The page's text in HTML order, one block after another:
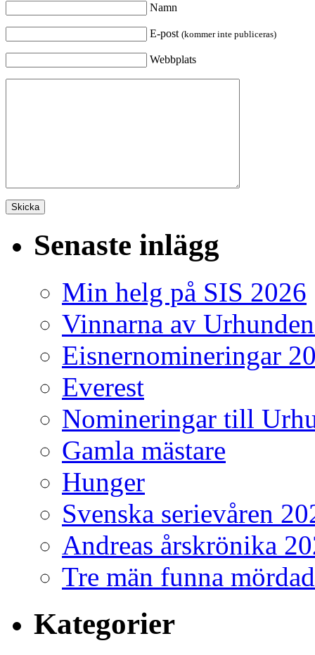
Namn
E-post (kommer inte publiceras)
Webbplats
Senaste inlägg
Min helg på SIS 2026
Vinnarna av
Eisnernomineringar
Everest
Nomineringar till
Gamla mästare
Hunger
Svenska serievåren
Andreas årskrönika
Tre män funna
Kategorier